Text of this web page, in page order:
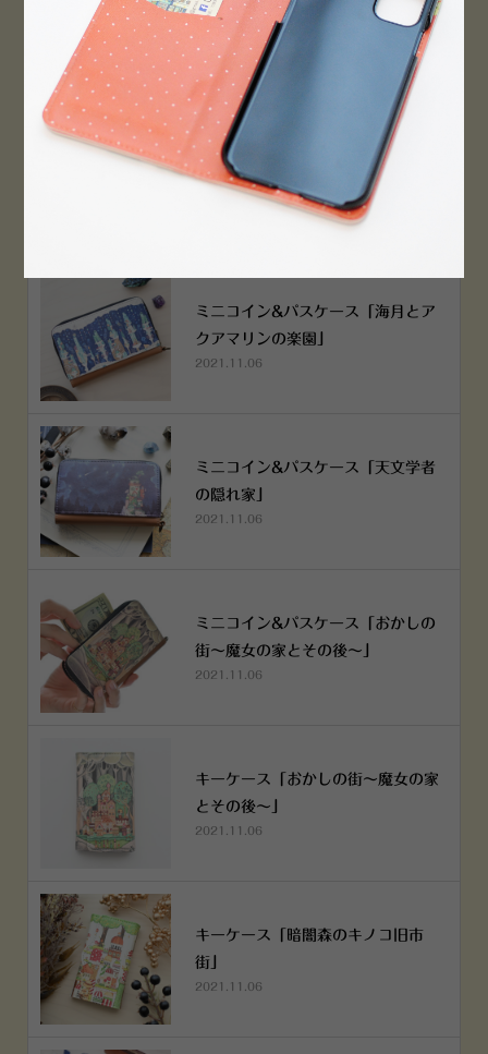
PEN！
2022.12.05
空想街雑貨店《吉祥寺本店》４月２
５日OPEN!
ミニコイン&パスケース「海月とア
クアマリンの楽園」
2021.11.06
ミニコイン&パスケース「天文学者
の隠れ家」
2021.11.06
ミニコイン&パスケース「おかしの
街～魔女の家とその後～」
2021.11.06
キーケース「おかしの街～魔女の家
とその後～」
2021.11.06
キーケース「暗闇森のキノコ旧市
街」
2021.11.06